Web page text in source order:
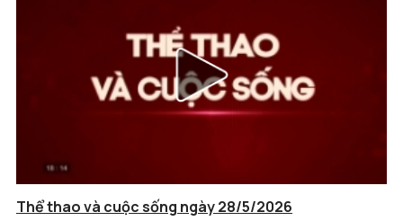
Thể thao và cuộc sống ngày 28/5/2026